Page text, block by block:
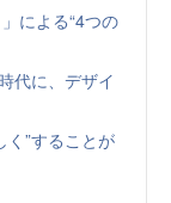
による“4つの
代に、デザイ
く”することが